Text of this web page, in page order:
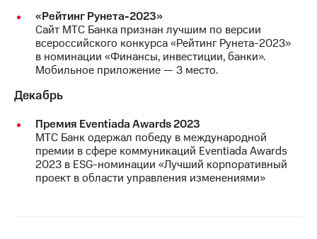
приобретения
Порядок
выкупа
акций
Дивиденды
облигаций
Описание
Еврооблигации-2023
Уведомление
о
погашении
«Рейтинг Рунета-2023»
Сайт МТС Банка признан лучшим по версии
всероссийского конкурса «Рейтинг Рунета-2023»
в номинации «Финансы, инвестиции, банки».
Мобильное приложение — 3 место.
Декабрь
Премия Eventiada Awards 2023
МТС Банк одержал победу в международной
премии в сфере коммуникаций Eventiada Awards
2023 в ESG-номинации «Лучший корпоративный
проект в области управления изменениями»